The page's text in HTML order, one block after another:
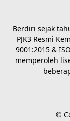
Berdiri sejak
PJK3 Resmi
9001:2015 &
memperoleh
©